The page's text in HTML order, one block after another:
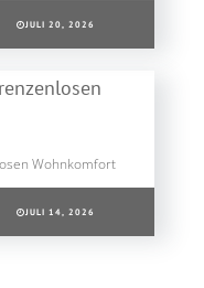
JULI 20, 2026
Wohnkomfort
JULI 14, 2026